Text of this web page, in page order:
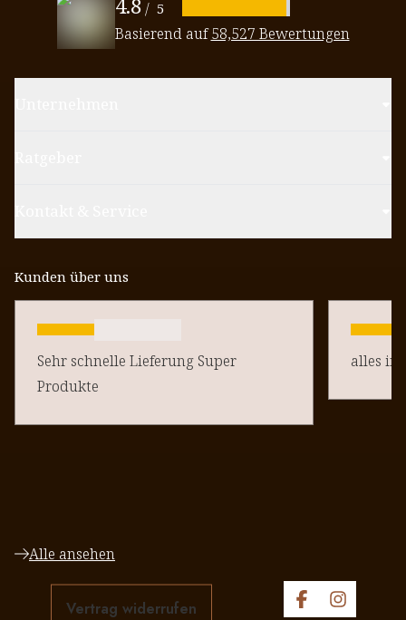
4.8 / 5
Basierend auf58,527 Bewertungen
Kunden über uns
Sehr schnelle Lieferung Super
Produkte
alles in
Alle ansehen
Vertrag widerrufen